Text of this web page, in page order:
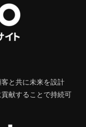
と共に未来を設計
献することで持続可